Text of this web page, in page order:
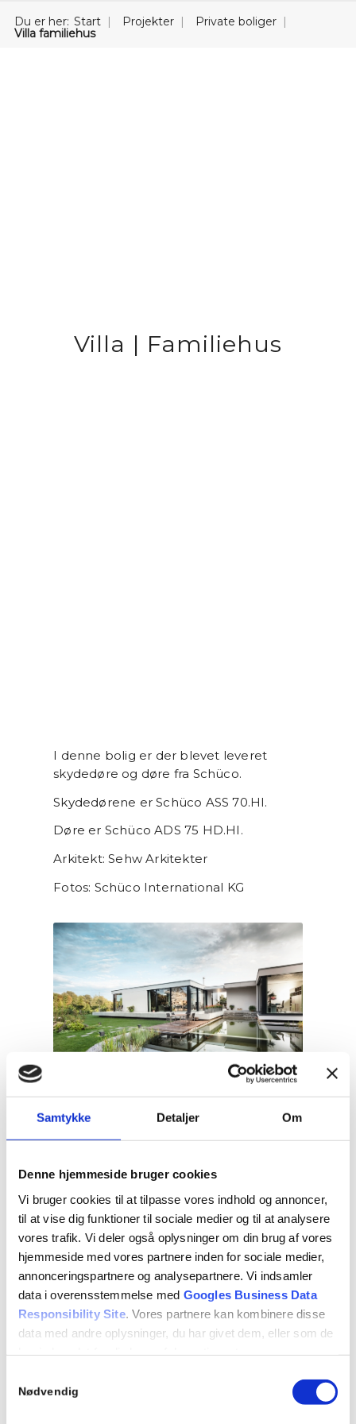
Samtykke Detaljer Om
Denne hjemmeside bruger cookies
Vi bruger cookies til at tilpasse vores indhold og annoncer,
til at vise dig funktioner til sociale medier og til at analysere
vores trafik. Vi deler også oplysninger om din brug af vores
hjemmeside med vores partnere inden for sociale medier,
annonceringspartnere og analysepartnere. Vi indsamler
data i overensstemmelse med Googles Business Data
Responsibility Site. Vores partnere kan kombinere disse
data med andre oplysninger, du har givet dem, eller som de
Se Cookie & Privatlivspolitik
Nødvendig
Du er her: Start Projekter
Private boliger
Villa familiehus
Villa | Familiehus
I denne bolig er der blevet leveret
skydedøre og døre fra Schüco.
Skydedørene er Schüco ASS 70.HI.
Døre er Schüco ADS 75 HD.HI.
Arkitekt: Sehw Arkitekter
Fotos: Schüco International KG